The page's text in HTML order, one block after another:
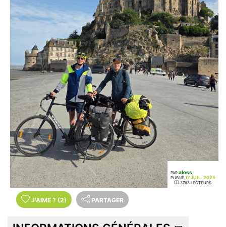
PAR aless
PUBLIÉ 17 JUIL. 2025
3763 LECTEURS
J'AIME ? (2) PARTAGER